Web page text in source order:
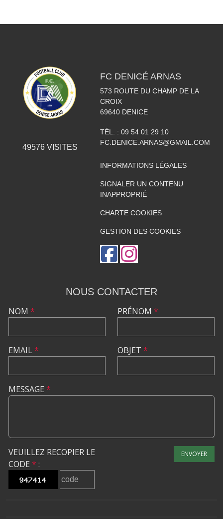
49576VISITES
FC DENICÉ ARNAS
573 ROUTE DU CHAMP DE LA
CROIX
69640 DENICE
TÉL. : 09 54 01 29 10
FC.DENICE.ARNAS@GMAIL.COM
INFORMATIONS LÉGALES
SIGNALER UN CONTENU
INAPPROPRIÉ
CHARTE COOKIES
GESTION DES COOKIES
NOUS CONTACTER
NOM *
EMAIL*
PRÉNOM *
OBJET *
MESSAGE *
VEUILLEZ RECOPIER LE
CODE * :
ENVOYER